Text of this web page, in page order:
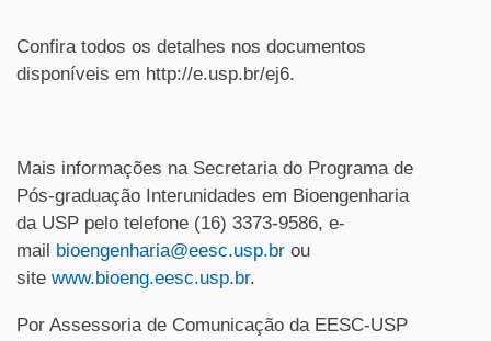
Confira todos os detalhes nos documentos
disponíveis em http://e.usp.br/ej6.
Mais informações na Secretaria do Programa de
Pós-graduação Interunidades em Bioengenharia
da USP pelo telefone (16) 3373-9586, e-
mail bioengenharia@eesc.usp.br ou
site www.bioeng.eesc.usp.br.
Por Assessoria de Comunicação da EESC-USP